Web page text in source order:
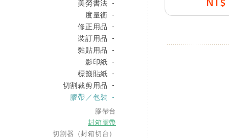
美勞書法
度量衡
修正用品
裝訂用品
黏貼用品
影印紙
標籤貼紙
切割裁剪用品
膠帶／包裝
膠帶台
封箱膠帶
切割器（封箱切台）